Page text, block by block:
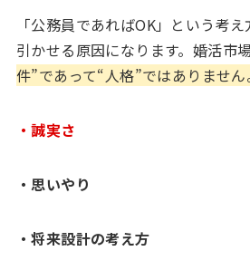
「公務員であればOK」という考
引かせる原因になります。婚活市
件”であって“人格”ではありません
・誠実さ
・思いやり
・将来設計の考え方